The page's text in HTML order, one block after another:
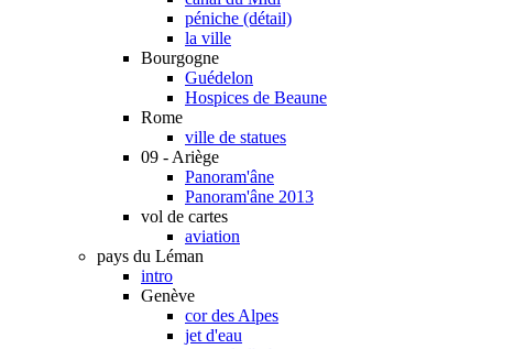
péniche (détail)
la ville
Bourgogne
Guédelon
Hospices de Beaune
Rome
ville de statues
09 - Ariège
Panoram'âne
Panoram'âne 2013
vol de cartes
aviation
pays du Léman
intro
Genève
cor des Alpes
jet d'eau